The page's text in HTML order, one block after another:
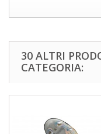
30 ALTRI
CATEGORIA: